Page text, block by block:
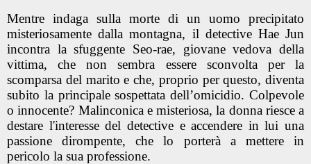
Mentre indaga sulla morte di un uomo precipitato
misteriosamente dalla montagna, il detective Hae Jun
incontra la sfuggente Seo-rae, giovane vedova della
vittima, che non sembra essere sconvolta per la
scomparsa del marito e che, proprio per questo, diventa
subito la principale sospettata dell’omicidio. Colpevole
o innocente? Malinconica e misteriosa, la donna riesce a
destare l'interesse del detective e accendere in lui una
passione dirompente, che lo porterà a mettere in
pericolo la sua professione.